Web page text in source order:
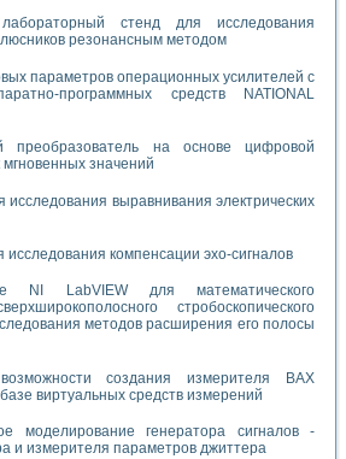
стенд для исследования
резонансным методом
параметров операционных усилителей с
программных средств NATIONAL
преобразователь на основе цифровой
значений
выравнивания электрических
исследования компенсации эхо-сигналов
NI LabVIEW для математического
стробоскопического
методов расширения его полосы
создания измерителя ВАХ
виртуальных средств измерений
моделирование генератора сигналов -
и измерителя параметров джиттера